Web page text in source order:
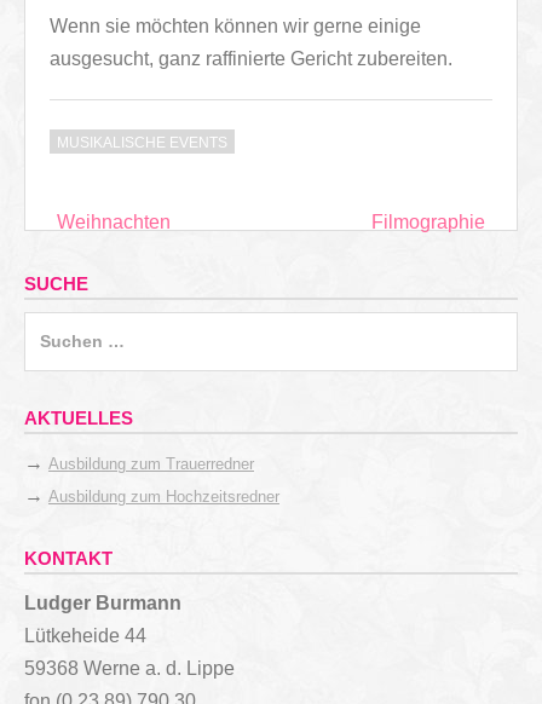
Wenn sie möchten können wir gerne einige
ausgesucht, ganz raffinierte Gericht zubereiten.
MUSIKALISCHE EVENTS
Beitragsnavigation
Weihnachten Filmographie
SUCHE
AKTUELLES
→ Ausbildung zum Trauerredner
→ Ausbildung zum Hochzeitsredner
KONTAKT
Ludger Burmann
Lütkeheide 44
59368 Werne a. d. Lippe